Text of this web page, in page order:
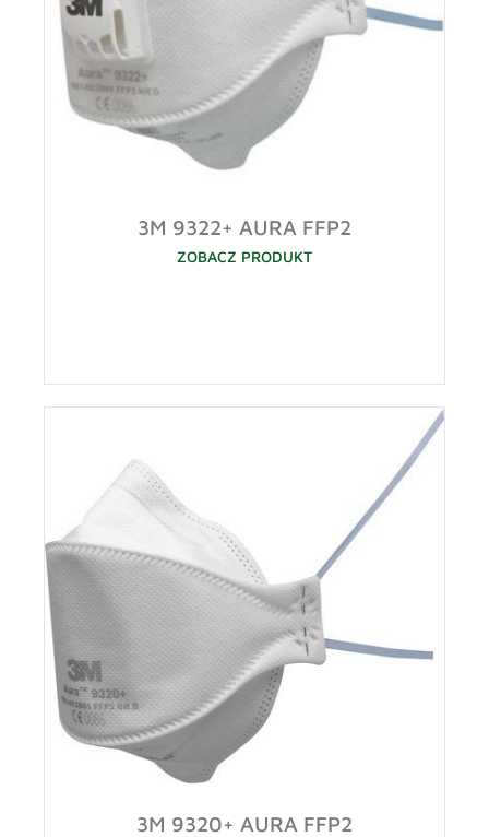
3M 9322+ AURA FFP2
ZOBACZ PRODUKT
3M 9320+ AURA FFP2